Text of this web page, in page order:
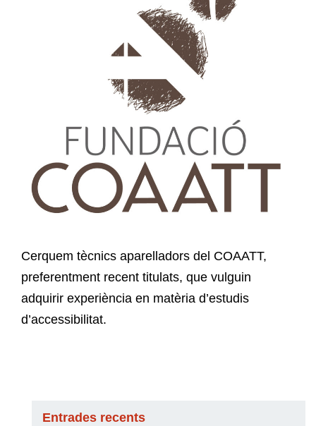
Cerquem tècnics aparelladors del COAATT,
preferentment recent titulats, que vulguin
adquirir experiència en matèria d’estudis
d’accessibilitat.
Entrades recents